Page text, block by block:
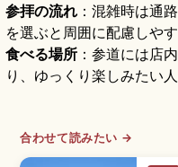
参拝の流れ ：混雑時は通
を選ぶと周囲に配慮しやす
食べる場所 ：参道には店
り、ゆっくり楽しみたい
合わせて読みたい →